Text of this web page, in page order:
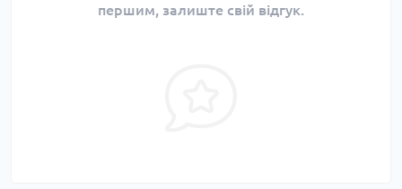
першим, залиште свій відгук.